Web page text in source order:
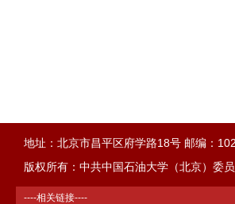
地址：北京市昌平区府学路18号 邮编：
版权所有：中共中国石油大学（北京）委
----相关链接----